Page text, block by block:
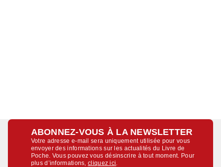
ABONNEZ-VOUS À LA NEWSLETTER
Votre adresse e-mail sera uniquement utilisée pour vous
envoyer des informations sur les actualités du Livre de
Poche. Vous pouvez vous désinscrire à tout moment. Pour
plus d’informations,cliquez ici